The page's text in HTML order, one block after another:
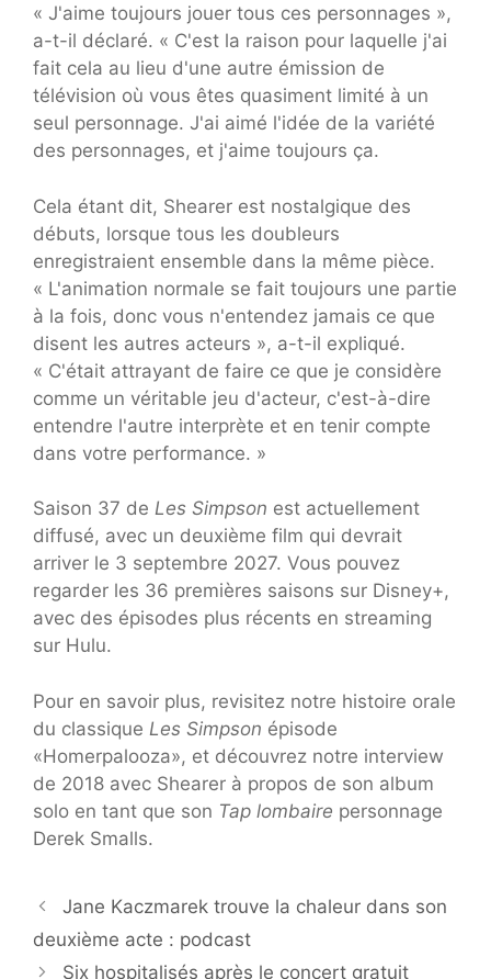
« J'aime toujours jouer tous ces personnages »,
a-t-il déclaré. « C'est la raison pour laquelle j'ai
fait cela au lieu d'une autre émission de
télévision où vous êtes quasiment limité à un
seul personnage. J'ai aimé l'idée de la variété
des personnages, et j'aime toujours ça.
Cela étant dit, Shearer est nostalgique des
débuts, lorsque tous les doubleurs
enregistraient ensemble dans la même pièce.
« L'animation normale se fait toujours une partie
à la fois, donc vous n'entendez jamais ce que
disent les autres acteurs », a-t-il expliqué.
« C'était attrayant de faire ce que je considère
comme un véritable jeu d'acteur, c'est-à-dire
entendre l'autre interprète et en tenir compte
dans votre performance. »
Saison 37 de Les Simpson est actuellement
diffusé, avec un deuxième film qui devrait
arriver le 3 septembre 2027. Vous pouvez
regarder les 36 premières saisons sur Disney+,
avec des épisodes plus récents en streaming
sur Hulu.
Pour en savoir plus, revisitez notre histoire orale
du classique Les Simpson épisode
«Homerpalooza», et découvrez notre interview
de 2018 avec Shearer à propos de son album
solo en tant que son Tap lombaire personnage
Derek Smalls.
Jane Kaczmarek trouve la chaleur dans son
deuxième acte : podcast
Six hospitalisés après le concert gratuit